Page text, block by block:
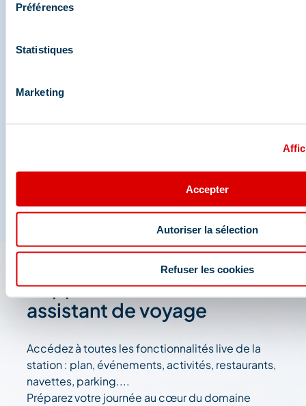
Préférences
Statistiques
Marketing
Accepter
Autoriser la sélection
Refuser les cookies
L'appli 3 Vallées : votre
assistant de voyage
Accédez à toutes les fonctionnalités live de la
station : plan, événements, activités, restaurants,
navettes, parking....
Préparez votre journée au cœur du domaine